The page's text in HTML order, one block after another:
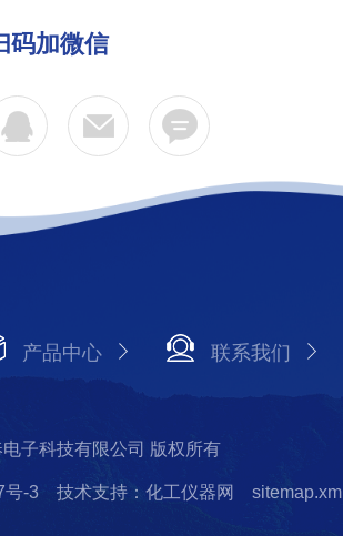
码加微信
产品中心 联系我们
子科技有限公司 版权所有
号-3 技术支持：化工仪器网 sitemap.xml